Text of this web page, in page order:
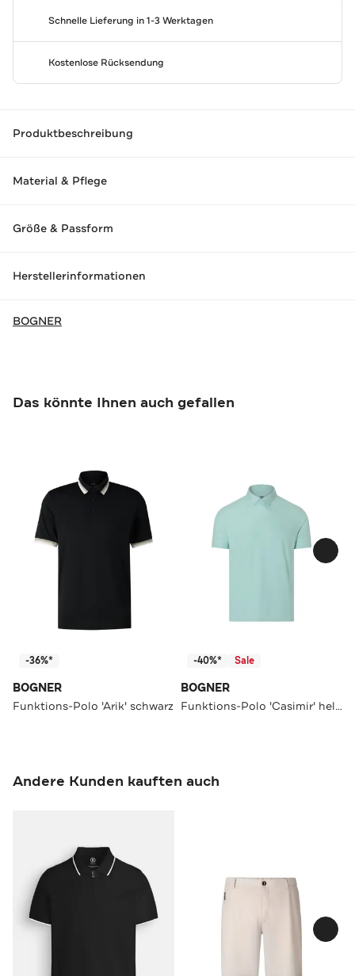
Schnelle Lieferung in 1-3 Werktagen
Kostenlose Rücksendung
Produktbeschreibung
Material & Pflege
Größe & Passform
Herstellerinformationen
BOGNER
Das könnte Ihnen auch gefallen
-36%*
BOGNER
Funktions-Polo 'Arik' schwarz
-40%* Sale
BOGNER
Funktions-Polo 'Casimir' hellblau
Andere Kunden kauften auch